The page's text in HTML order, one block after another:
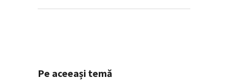
Pe aceeași temă